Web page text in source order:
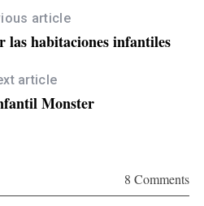
article
las habitaciones infantiles
article
Monster
8 Comments